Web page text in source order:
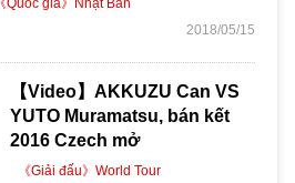
2018/05/15
【Video】AKKUZU Can VS
YUTO Muramatsu, bán kết
2016 Czech mở
《Giải đấu》World Tour